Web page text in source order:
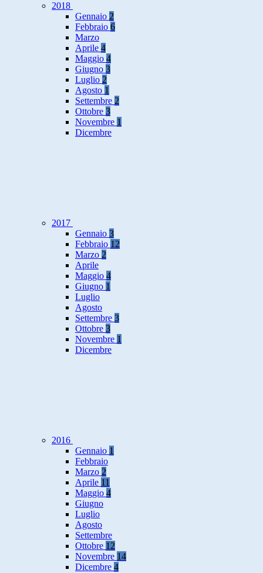
2018
Gennaio 2
Febbraio 6
Marzo
Aprile 4
Maggio 4
Giugno 3
Luglio 2
Agosto 1
Settembre 2
Ottobre 3
Novembre 1
Dicembre
2017
Gennaio 3
Febbraio 12
Marzo 2
Aprile
Maggio 4
Giugno 1
Luglio
Agosto
Settembre 3
Ottobre 3
Novembre 1
Dicembre
2016
Gennaio 1
Febbraio
Marzo 2
Aprile 11
Maggio 4
Giugno
Luglio
Agosto
Settembre
Ottobre 12
Novembre 14
Dicembre 4